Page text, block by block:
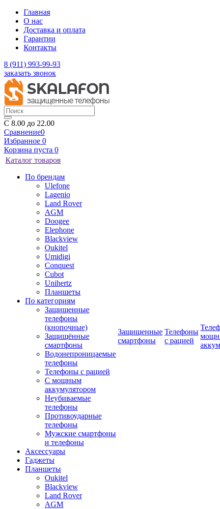
Главная
О нас
Доставка и оплата
Гарантии
Контакты
8 (911) 993-99-93
заказать звонок
C 8.00 до 22.00
Сравнение0
Избранное 0
Корзина пуста 0
Каталог товаров
По брендам
Ulefone
Lagenio
Land Rover
AGM
Doogee
Elephone
Blackview
Oukitel
Umidigi
Conquest
Cubot
Unihertz
Планшеты
По категориям
Защищенные
телефоны
(кнопочные)
Защищённые
смартфоны
Водонепроницаемые
телефоны
Телефоны с рацией
С мощным
аккумулятором
Неубиваемые
телефоны
Противоударные
телефоны
Мужские смартфоны
и телефоны
Аксессуары
Гаджеты
Планшеты
Oukitel
Blackview
Land Rover
AGM
Защищенные
смартфоны
Телефоны
с рацией